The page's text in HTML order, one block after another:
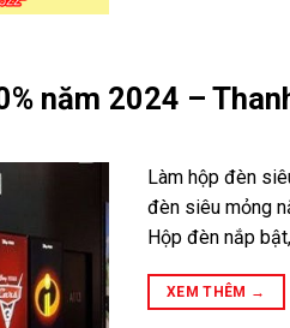
năm 2024 –
Làm hộp đèn
đèn siêu mỏng
Hộp đèn nắp
XEM THÊM →